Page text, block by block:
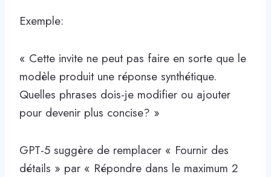
Exemple:
« Cette invite ne peut pas faire en sorte que le
modèle produit une réponse synthétique.
Quelles phrases dois-je modifier ou ajouter
pour devenir plus concise? »
GPT-5 suggère de remplacer « Fournir des
détails » par « Répondre dans le maximum 2